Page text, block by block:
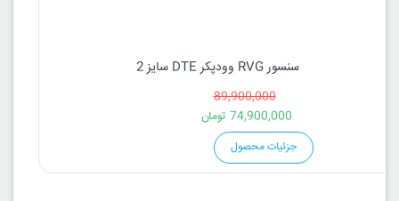
سنسور RVG وودپکر DTE سایز 2
89,900,000
74,900,000 تومان
جزئیات محصول